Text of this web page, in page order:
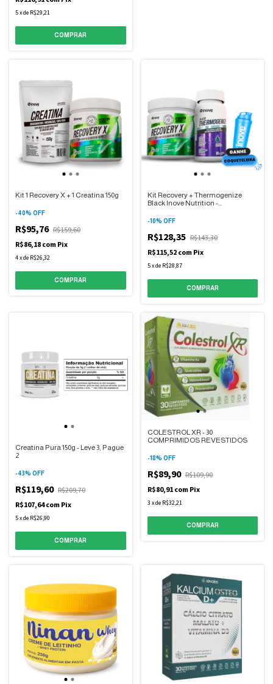
5xde R$29,21
COMPRAR
Kit 1 Recovery X + 1 Creatina 150g
-40% OFF
R$95,76 R$159,60
R$86,18 com Pix
4xde R$26,32
Kit Recovery + Thermogenize
Black Inove Nutrition -
-10% OFF
R$128,35 R$143,30
R$115,52 com Pix
5xde R$28,87
Creatina Pura 150g - Leve 3, Pague
2
-43% OFF
R$119,60 R$209,70
R$107,64com Pix
5xde R$26,90
COLESTROL XR - 30
COMPRIMIDOS REVESTIDOS
-18% OFF
R$89,90 R$109,90
R$80,91 com Pix
3 xde R$32,21